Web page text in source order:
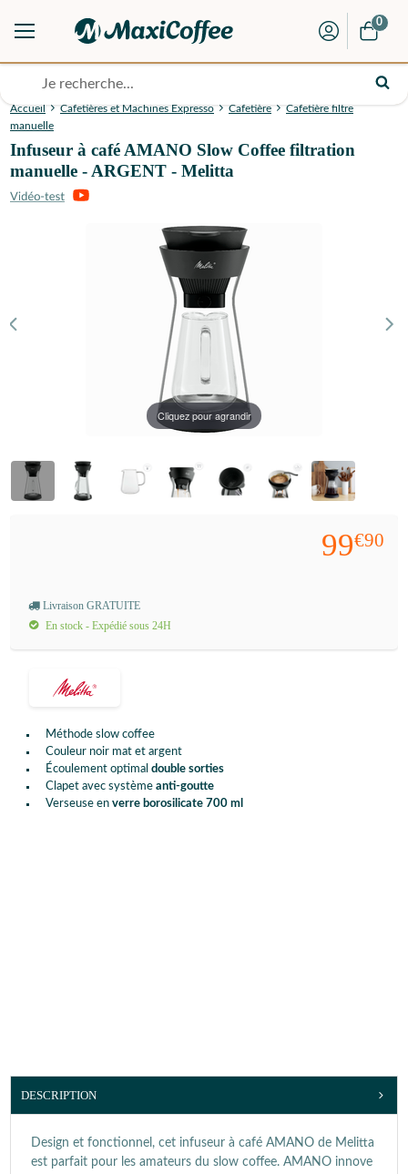
0
Accueil Cafetières et Machines Expresso Cafetière
Cafetière filtre
manuelle
Infuseur à café AMANO Slow Coffee filtration
manuelle - ARGENT - Melitta
Cliquez pour agrandir
Méthode slow coffee
Couleur noir mat et argent
Écoulement optimal double sorties
Clapet avec système anti-goutte
Verseuse en verre borosilicate 700 ml
99€90
Livraison GRATUITE
En stock - Expédié sous 24H
DESCRIPTION
Design et fonctionnel, cet infuseur à café AMANO de Melitta
est parfait pour les amateurs du slow coffee. AMANO innove